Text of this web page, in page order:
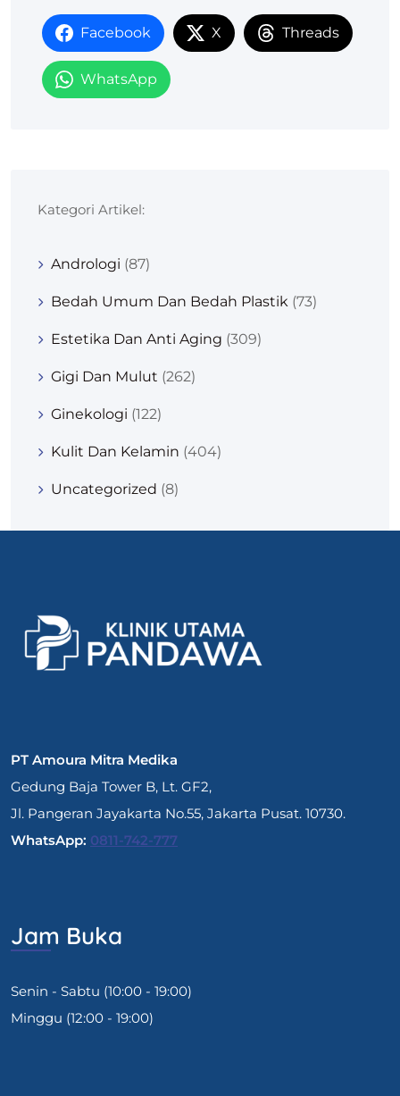
Facebook X Threads
WhatsApp
Kategori Artikel:
Andrologi (87)
Bedah Umum Dan Bedah Plastik (73)
Estetika Dan Anti Aging (309)
Gigi Dan Mulut (262)
Ginekologi (122)
Kulit Dan Kelamin (404)
Uncategorized (8)
PT Amoura Mitra Medika
Gedung Baja Tower B, Lt. GF2,
Jl. Pangeran Jayakarta No.55, Jakarta Pusat. 10730.
WhatsApp: 0811-742-777
Jam Buka
Senin - Sabtu (10:00 - 19:00)
Minggu (12:00 - 19:00)